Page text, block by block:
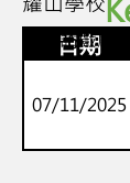
日期
07/11/2025
P3-P6
普通話戲劇